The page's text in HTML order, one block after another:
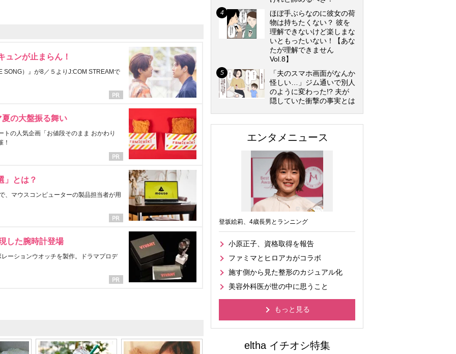
ュンが止まらん！
SONG）』が8／５よりJ:COM STREAMで
の大盤振る舞い
の人気企画「お値段そのまま おかわり
！
」とは？
、マウスコンピューターの製品担当者が用
した腕時計登場
ーションウオッチを製作。ドラマプロデ
ほぼ手ぶらなのに彼女の荷
物は持ちたくない？ 彼を
理解できないけど楽しまな
いともったいない！【あな
たが理解できません
Vol.8】
「夫のスマホ画面がなんか
怪しい…」ジム通いで別人
のように変わった!? 夫が
隠していた衝撃の事実とは
エンタメニュース
登坂絵莉、4歳長男とランニング
小原正子、資格取得を報告
ファミマとヒロアカがコラボ
施す側から見た整形のカジュアル化
美容外科医が世の中に思うこと
もっと見る